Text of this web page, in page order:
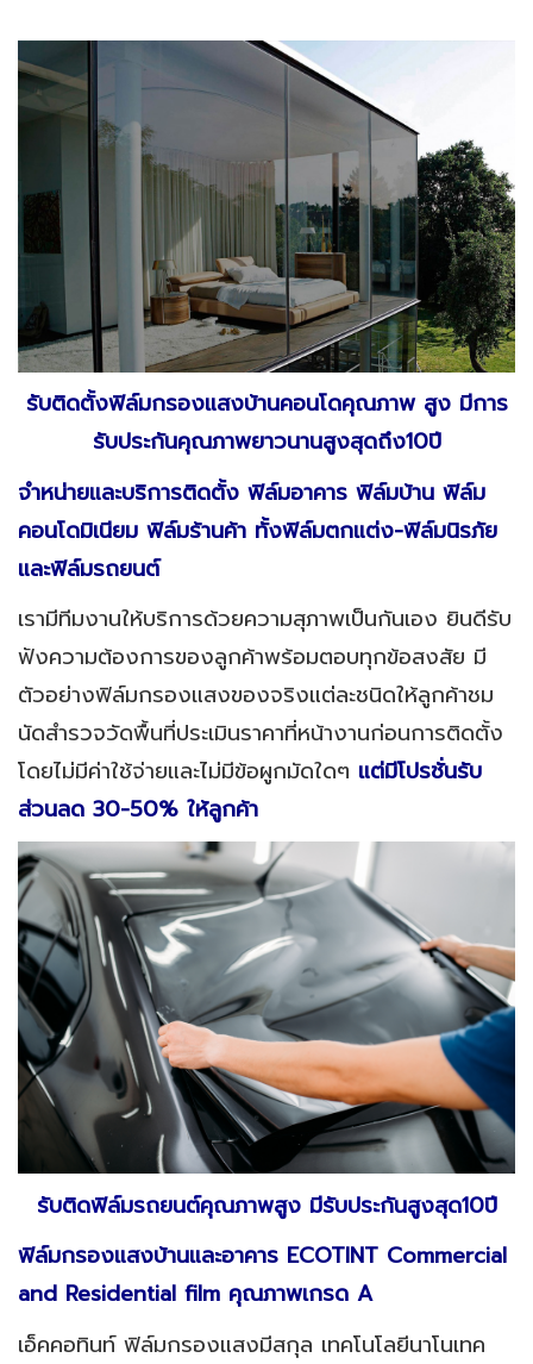
รับติดตั้งฟิล์มกรองแสงบ้านคอนโดคุณภาพ สูง มีการ
รับประกันคุณภาพยาวนานสูงสุดถึง10ปี
จำหน่ายและบริการติดตั้ง ฟิล์มอาคาร ฟิล์มบ้าน ฟิล์ม
คอนโดมิเนียม ฟิล์มร้านค้า ทั้งฟิล์มตกแต่ง-ฟิล์มนิรภัย
และฟิล์มรถยนต์
เรามีทีมงานให้บริการด้วยความสุภาพเป็นกันเอง ยินดีรับ
ฟังความต้องการของลูกค้าพร้อมตอบทุกข้อสงสัย มี
ตัวอย่างฟิล์มกรองแสงของจริงแต่ละชนิดให้ลูกค้าชม
นัดสำรวจวัดพื้นที่ประเมินราคาที่หน้างานก่อนการติดตั้ง
โดยไม่มีค่าใช้จ่ายและไม่มีข้อผูกมัดใดๆ แต่มีโปรชั่นรับ
ส่วนลด 30-50% ให้ลูกค้า
รับติดฟิล์มรถยนต์คุณภาพสูง มีรับประกันสูงสุด10ปี
ฟิล์มกรองแสงบ้านและอาคาร ECOTINT Commercial
and Residential film คุณภาพเกรด A
เอ็คคอทินท์ ฟิล์มกรองแสงมีสกุล เทคโนโลยีนาโนเทค